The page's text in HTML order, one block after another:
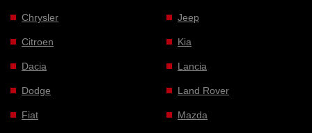
Chrysler
Citroen
Dacia
Dodge
Fiat
Jeep
Kia
Lancia
Land Rover
Mazda